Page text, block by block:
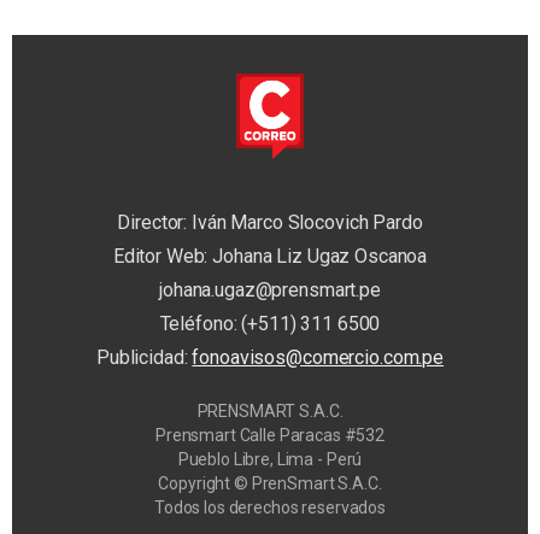
Director: Iván Marco Slocovich Pardo
Editor Web: Johana Liz Ugaz Oscanoa
johana.ugaz@prensmart.pe
Teléfono: (+511) 311 6500
Publicidad:fonoavisos@comercio.com.pe
PRENSMART S.A.C.
Prensmart Calle Paracas #532
Pueblo Libre, Lima - Perú
Copyright © PrenSmart S.A.C.
Todos los derechos reservados